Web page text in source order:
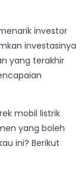
investor
investasinya
yang terakhir
mobil listrik
yang boleh
ini? Berikut